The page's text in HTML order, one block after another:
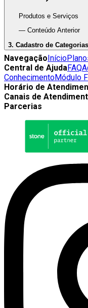
Produtos e Serviços
— Conteúdo Anterior
3. Cadastro de Categorias
Navegação Início
Central de AjudaFAQ
ConhecimentoMódulo
Horário de
Canais de
Parcerias